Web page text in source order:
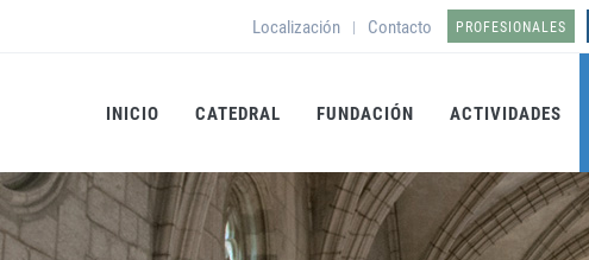
Localización | Contacto PROFESIONALES
INICIO CATEDRAL FUNDACIÓN ACTIVIDADES